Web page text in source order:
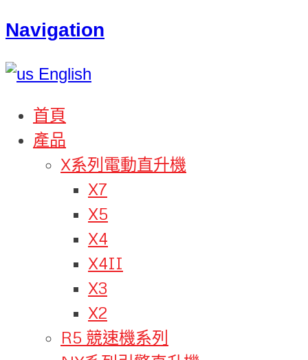
Navigation
English
首頁
產品
X系列電動直升機
X7
X5
X4
X4II
X3
X2
R5 競速機系列